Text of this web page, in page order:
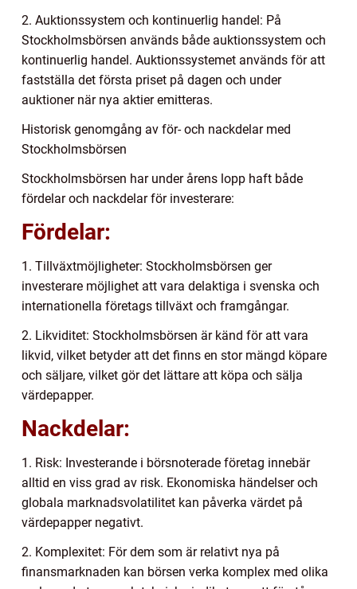
2. Auktionssystem och kontinuerlig handel: På
Stockholmsbörsen används både auktionssystem och
kontinuerlig handel. Auktionssystemet används för att
fastställa det första priset på dagen och under
auktioner när nya aktier emitteras.
Historisk genomgång av för- och nackdelar med
Stockholmsbörsen
Stockholmsbörsen har under årens lopp haft både
fördelar och nackdelar för investerare:
Fördelar:
1. Tillväxtmöjligheter: Stockholmsbörsen ger
investerare möjlighet att vara delaktiga i svenska och
internationella företags tillväxt och framgångar.
2. Likviditet: Stockholmsbörsen är känd för att vara
likvid, vilket betyder att det finns en stor mängd köpare
och säljare, vilket gör det lättare att köpa och sälja
värdepapper.
Nackdelar:
1. Risk: Investerande i börsnoterade företag innebär
alltid en viss grad av risk. Ekonomiska händelser och
globala marknadsvolatilitet kan påverka värdet på
värdepapper negativt.
2. Komplexitet: För dem som är relativt nya på
finansmarknaden kan börsen verka komplex med olika